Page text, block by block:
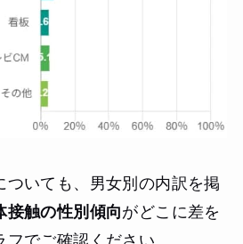
ついても、男女別の内訳を掲
接触の性別傾向がどこに差を